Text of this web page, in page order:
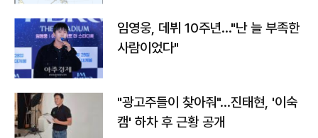
임영웅, 데뷔 10주년…"난 늘 부족한
사람이었다"
"광고주들이 찾아줘"…진태현, '이숙
캠' 하차 후 근황 공개